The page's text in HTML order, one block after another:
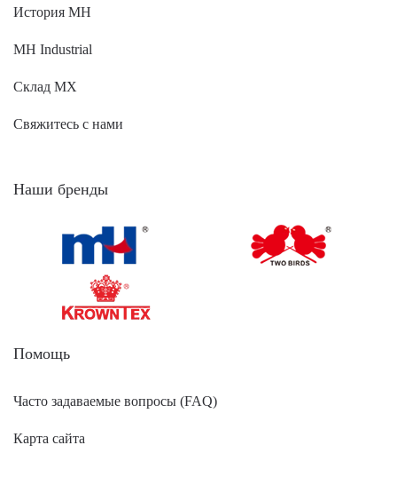
История MH
MH Industrial
Склад МХ
Свяжитесь с нами
Наши бренды
Помощь
Часто задаваемые вопросы (FAQ)
Карта сайта